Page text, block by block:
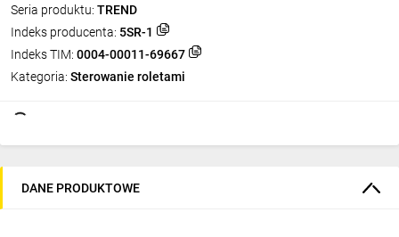
Seria produktu: TREND
Indeks producenta: 5SR-1
Indeks TIM: 0004-00011-69667
Kategoria: Sterowanie roletami
DANE PRODUKTOWE